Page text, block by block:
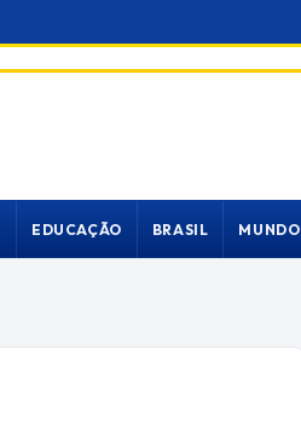
EDUCAÇÃO BRASIL MUNDO